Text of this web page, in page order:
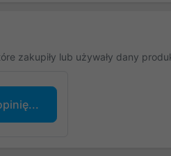
zakupiły lub używały dany